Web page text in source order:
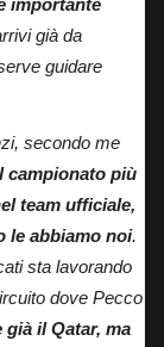
già da
guidare
secondo me
campionato più
team ufficiale,
le abbiamo noi.
sta lavorando
dove Pecco
il Qatar, ma